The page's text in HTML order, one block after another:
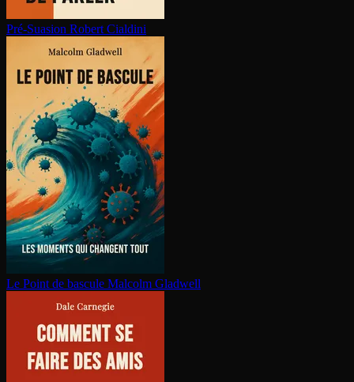
Pré-Suasion Robert Cialdini
Le Point de bascule Malcolm Gladwell